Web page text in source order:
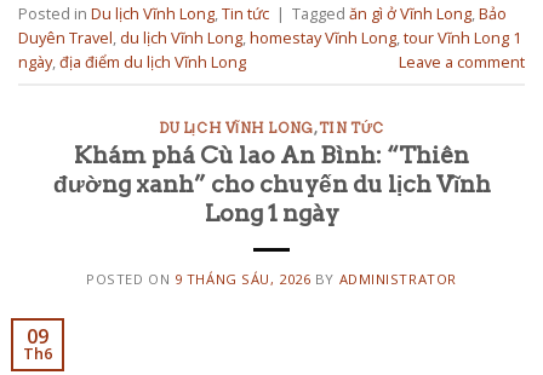
Posted in Du lịch Vĩnh Long,Tin tức | Tagged ăn gì ở Vĩnh Long,Bảo
Duyên Travel, du lịch Vĩnh Long,homestay Vĩnh Long,tour Vĩnh Long 1
ngày,địa điểm du lịch Vĩnh Long Leave a comment
DU LỊCH VĨNH LONG,TIN TỨC
Khám phá Cù lao An Bình: “Thiên
đường xanh” cho chuyến du lịch Vĩnh
Long 1 ngày
POSTED ON 9 THÁNG SÁU, 2026 BY ADMINISTRATOR
09
Th6